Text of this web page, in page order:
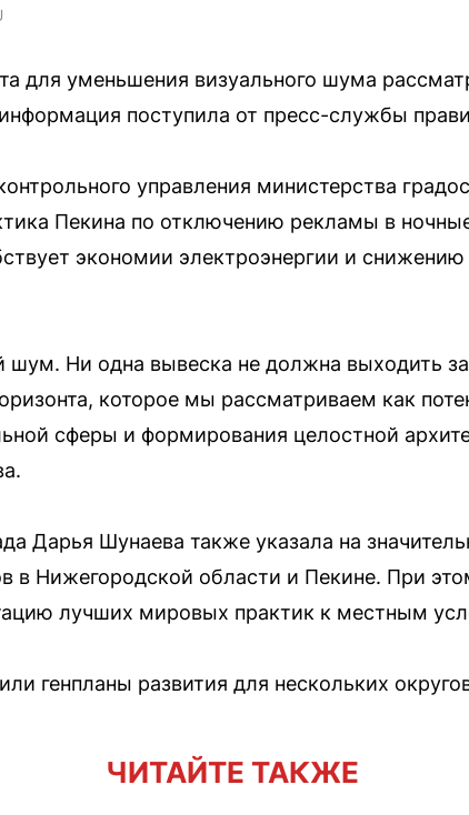
для уменьшения визуального шума
поступила от пресс-службы
управления министерства
Пекина по отключению рекламы в
экономии электроэнергии и
шум. Ни одна вывеска не должна выходить
которое мы рассматриваем как
сферы и формирования целостной
Дарья Шунаева также указала на
в Нижегородской области и Пекине. При
лучших мировых практик к местным
генпланы развития для нескольких
ЧИТАЙТЕ ТАКЖЕ